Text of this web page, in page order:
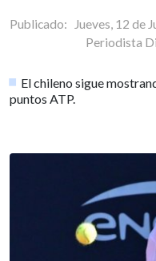
Publicado: Jueves, 12 de
Periodista
El chileno sigue
puntos ATP.